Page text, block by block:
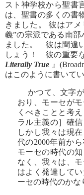
スト神学校から聖
は、聖書の多くの書
きました。 彼はア
義”の宗派である南
ました。 彼は間違
しょう！ 彼の重要
Literally True 』
はこのように書いてい
かつて、文字が
おり、モーセが
くべきことと考
ラル主義の］確
しかし我々は現
代の2000年前か
モーセの時代の
なく、我々は、
はよく発達して
ーセの時代のかな